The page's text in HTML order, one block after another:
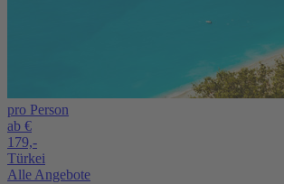
pro Person
ab €
179,-
Türkei
Alle Angebote